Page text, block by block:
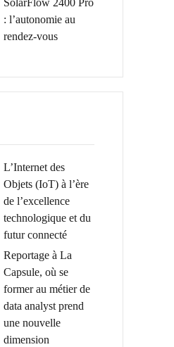
SolarFlow 2400 Pro
: l’autonomie au
rendez-vous
L’Internet des
Objets (IoT) à l’ère
de l’excellence
technologique et du
futur connecté
Reportage à La
Capsule, où se
former au métier de
data analyst prend
une nouvelle
dimension